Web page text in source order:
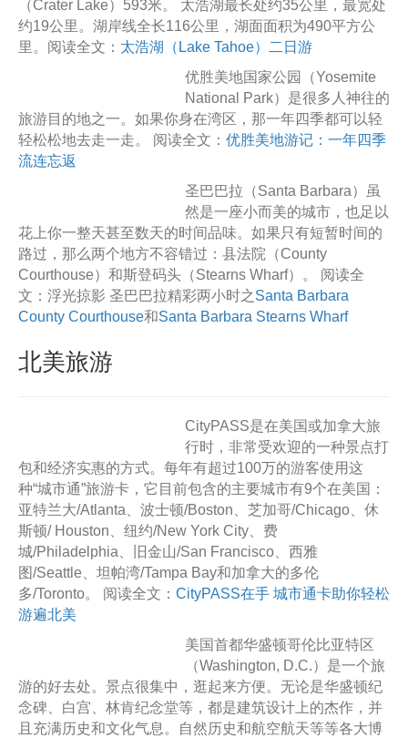
（Crater Lake）593米。 太浩湖最长处约35公里，最宽处
约19公里。湖岸线全长116公里，湖面面积为490平方公
里。阅读全文： 太浩湖（Lake Tahoe）二日游
优胜美地国家公园（Yosemite
National Park）是很多人神往的
旅游目的地之一。如果你身在湾区，那一年四季都可以轻
轻松松地去走一走。 阅读全文： 优胜美地游记：一年四季
流连忘返
圣巴巴拉（Santa Barbara）虽
然是一座小而美的城市，也足以
花上你一整天甚至数天的时间品味。如果只有短暂时间的
路过，那么两个地方不容错过：县法院（County
Courthouse）和斯登码头（Stearns Wharf）。 阅读全
文：浮光掠影 圣巴巴拉精彩两小时之Santa Barbara
County Courthouse和Santa Barbara Stearns Wharf
北美旅游
CityPASS是在美国或加拿大旅
行时，非常受欢迎的一种景点打
包和经济实惠的方式。每年有超过100万的游客使用这
种“城市通”旅游卡，它目前包含的主要城市有9个在美国：
亚特兰大/Atlanta、波士顿/Boston、芝加哥/Chicago、休
斯顿/ Houston、纽约/New York City、费
城/Philadelphia、旧金山/San Francisco、西雅
图/Seattle、坦帕湾/Tampa Bay和加拿大的多伦
多/Toronto。 阅读全文： CityPASS在手 城市通卡助你轻松
游遍北美
美国首都华盛顿哥伦比亚特区
（Washington, D.C.）是一个旅
游的好去处。景点很集中，逛起来方便。无论是华盛顿纪
念碑、白宫、林肯纪念堂等，都是建筑设计上的杰作，并
且充满历史和文化气息。自然历史和航空航天等等各大博